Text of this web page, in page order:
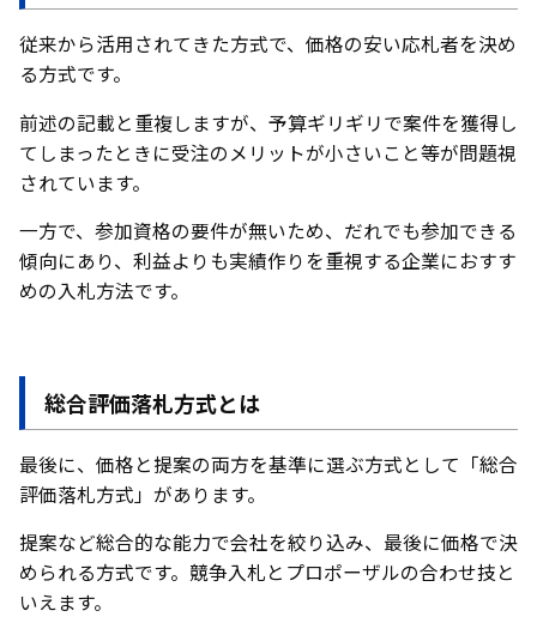
従来から活用されてきた方式で、価格の安い応札者を決め
る方式です。
前述の記載と重複しますが、予算ギリギリで案件を獲得し
てしまったときに受注のメリットが小さいこと等が問題視
されています。
一方で、参加資格の要件が無いため、だれでも参加できる
傾向にあり、利益よりも実績作りを重視する企業におすす
めの入札方法です。
総合評価落札方式とは
最後に、価格と提案の両方を基準に選ぶ方式として「総合
評価落札方式」があります。
提案など総合的な能力で会社を絞り込み、最後に価格で決
められる方式です。競争入札とプロポーザルの合わせ技と
いえます。